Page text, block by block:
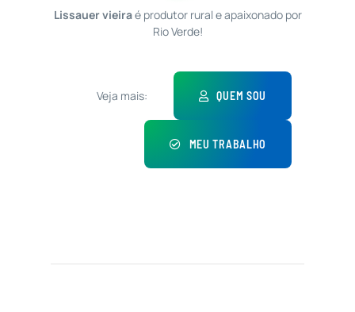
Lissauer vieiraé produtor rural e apaixonado por
Rio Verde!
Veja mais: QUEM SOU
MEU TRABALHO